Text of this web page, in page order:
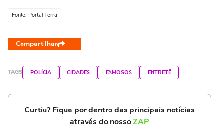
Fonte: Portal Terra
Compartilhar
TAGS POLÍCIA CIDADES FAMOSOS ENTRETÊ
Curtiu? Fique por dentro das principais notícias
através do nossoZAP